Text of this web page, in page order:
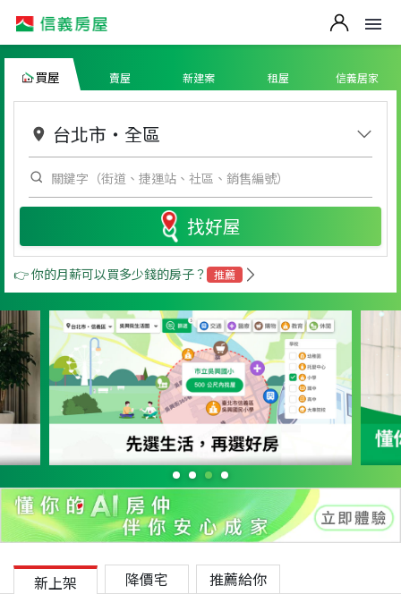
買屋 賣屋 新建案 租屋 信義居家
台北市 ・ 全區
找好屋
👉 你的月薪可以買多少錢的房子？ 推薦
新上架 降價宅 推薦給你